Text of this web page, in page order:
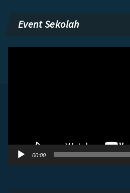
Event Sekolah
00:00